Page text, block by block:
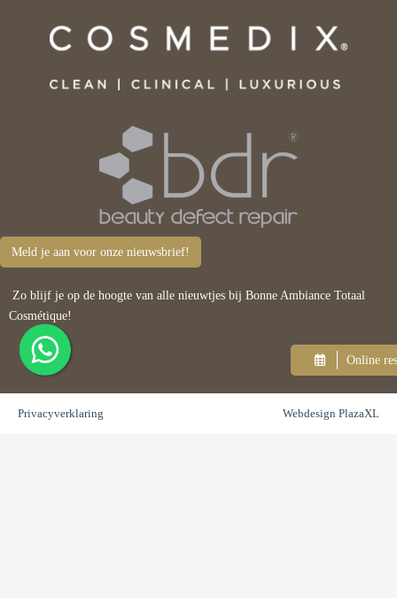
Meld je aan voor onze nieuwsbrief!
Zo blijf je op de hoogte van alle nieuwtjes bij Bonne Ambiance Totaal
Cosmétique!
Online
Privacyverklaring Webdesign PlazaXL